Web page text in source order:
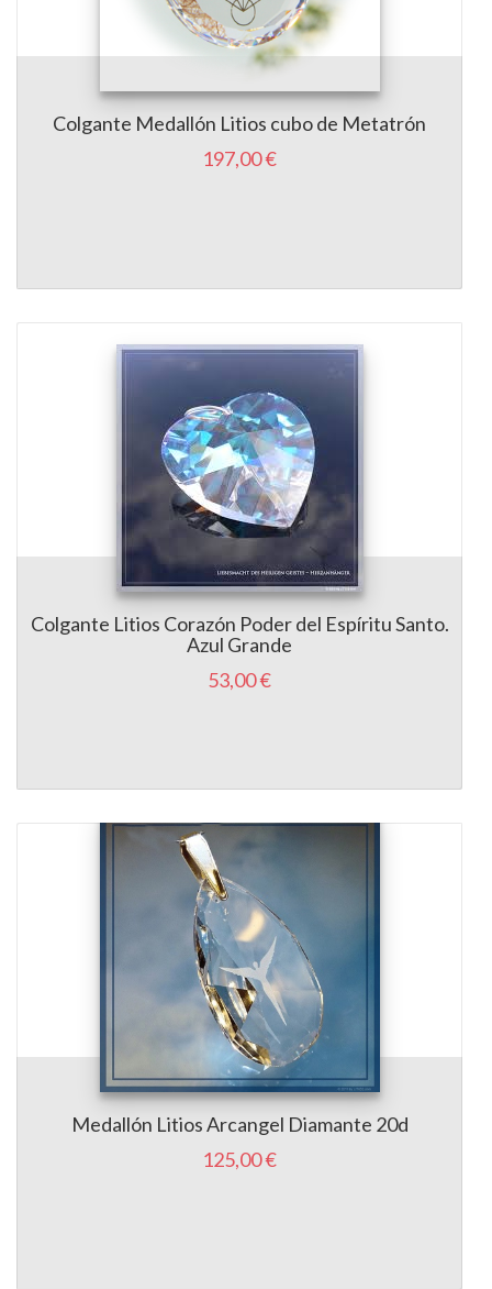
Colgante Medallón Litios cubo de Metatrón
197,00 €
Colgante Litios Corazón Poder del Espíritu Santo.
53,00 €
Medallón Litios Arcangel Diamante 20d
125,00 €